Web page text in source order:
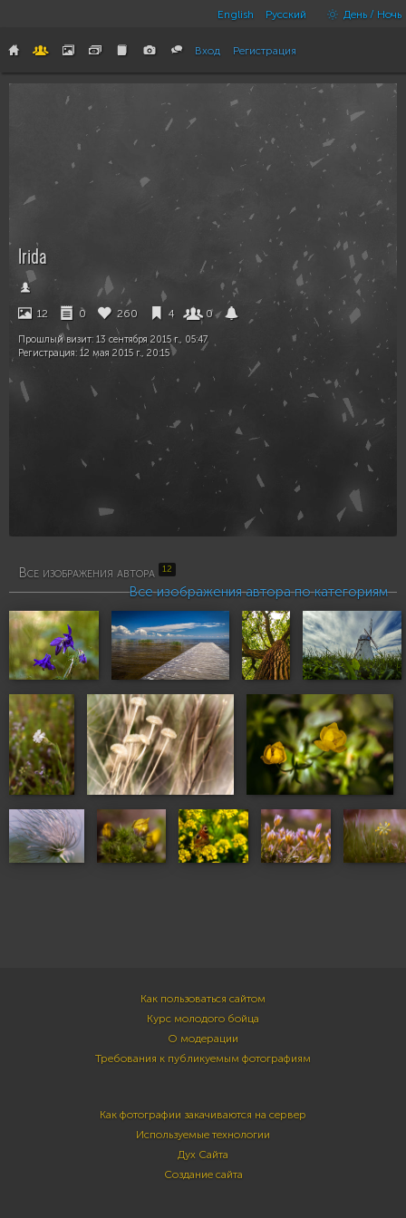
English Русский День / Ночь
Вход Регистрация
Irida
12 0 260 4 0
Прошлый визит: 13 сентября 2015 г., 05:47
Регистрация: 12 мая 2015 г., 20:15
Все изображения автора 12
Все изображения автора по категориям
Как пользоваться сайтом
Курс молодого бойца
О модерации
Требования к публикуемым фотографиям
Как фотографии закачиваются на сервер
Используемые технологии
Дух Сайта
Создание сайта